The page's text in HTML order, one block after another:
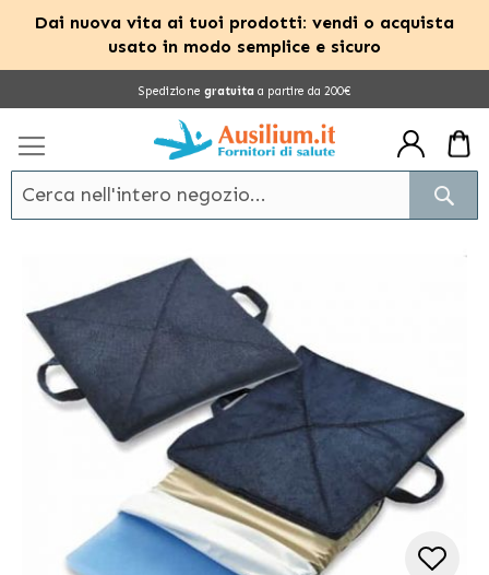
Dai nuova vita ai tuoi prodotti: vendi o acquista
usato in modo semplice e sicuro
Spedizione gratuita a partire da 200€
della
galleria
immagini